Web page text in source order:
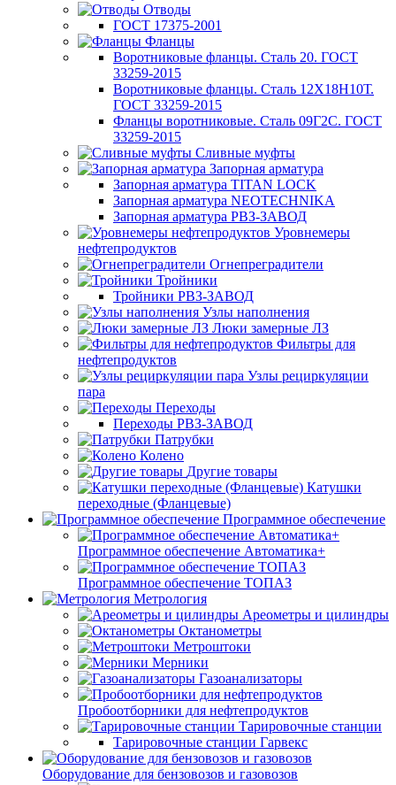
Отводы
ГОСТ 17375-2001
Фланцы
Воротниковые фланцы. Сталь 20. ГОСТ
33259-2015
Воротниковые фланцы. Сталь 12Х18Н10Т.
ГОСТ 33259-2015
Фланцы воротниковые. Сталь 09Г2С. ГОСТ
33259-2015
Сливные муфты
Запорная арматура
Запорная арматура TITAN LOCK
Запорная арматура NEOTECHNIKA
Запорная арматура РВЗ-ЗАВОД
Уровнемеры
нефтепродуктов
Огнепреградители
Тройники
Тройники РВЗ-ЗАВОД
Узлы наполнения
Люки замерные ЛЗ
Фильтры для
нефтепродуктов
Узлы рециркуляции
пара
Переходы
Переходы РВЗ-ЗАВОД
Патрубки
Колено
Другие товары
Катушки
переходные (Фланцевые)
Программное обеспечение
Программное обеспечение Автоматика+
Программное обеспечение ТОПАЗ
Метрология
Ареометры и цилиндры
Октанометры
Метроштоки
Мерники
Газоанализаторы
Пробоотборники для нефтепродуктов
Тарировочные станции
Тарировочные станции Гарвекс
Оборудование для бензовозов и газовозов